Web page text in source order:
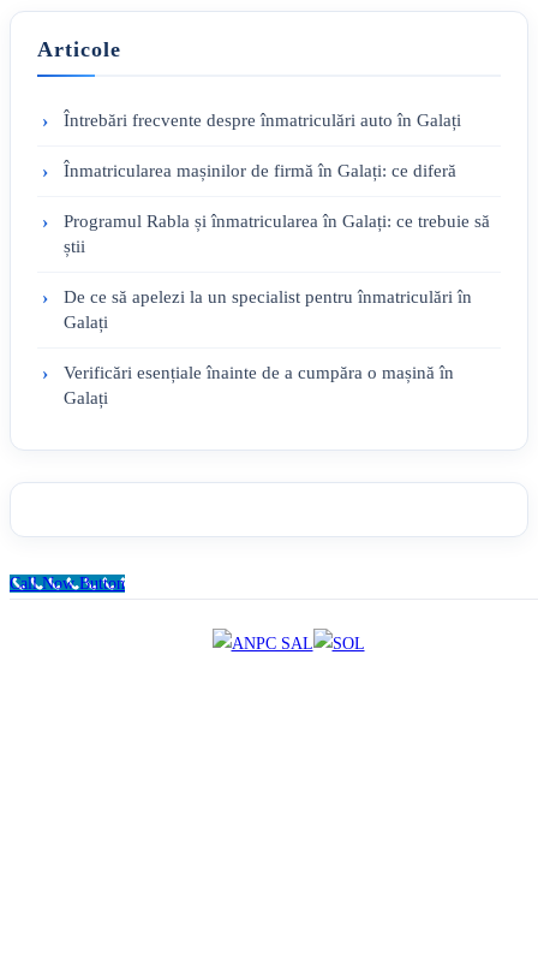
Articole
Întrebări frecvente despre înmatriculări auto în Galați
Înmatricularea mașinilor de firmă în Galați: ce diferă
Programul Rabla și înmatricularea în Galați: ce trebuie să
știi
De ce să apelezi la un specialist pentru înmatriculări în
Galați
Verificări esențiale înainte de a cumpăra o mașină în
Galați
Call Now Button